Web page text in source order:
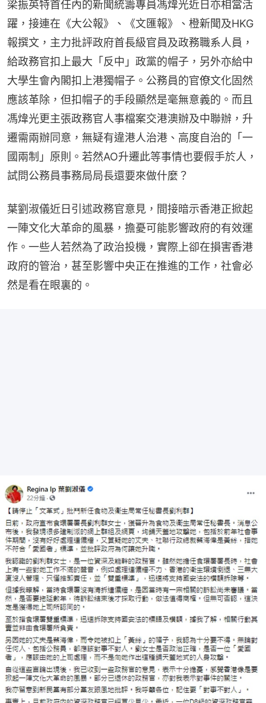
梁振英特首任內的新聞統籌專員馮煒光近日亦相當活
躍，接連在《大公報》、《文匯報》、橙新聞及HKG
報撰文，主力批評政府首長級官員及政務職系人員，
給政務官扣上最大「反中」政黨的帽子，另外亦給中
大學生會內閣扣上港獨帽子。公務員的官僚文化固然
應該革除，但扣帽子的手段顯然是毫無意義的。而且
馮煒光更主張政務官人事檔案交港澳辦及中聯辦，升
遷需兩辦同意，無疑有違港人治港、高度自治的「一
國兩制」原則。若然AO升遷此等事情也要假手於人，
試問公務員事務局局長還要來做什麼？
葉劉淑儀近日引述政務官意見，間接暗示香港正掀起
一陣文化大革命的風暴，擔憂可能影響政府的有效運
作。一些人若然為了政治投機，實際上卻在損害香港
政府的管治，甚至影響中央正在推進的工作，社會必
然是看在眼裏的。